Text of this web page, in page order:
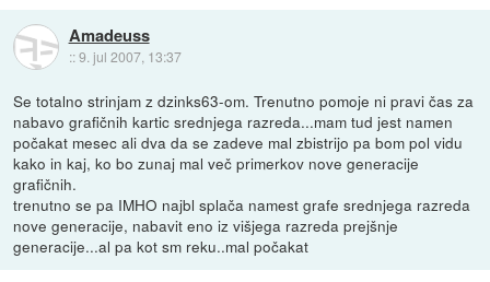
Amadeuss
::9. jul 2007, 13:37
Se totalno strinjam z dzinks63-om. Trenutno pomoje ni pravi čas za
nabavo grafičnih kartic srednjega razreda...mam tud jest namen
počakat mesec ali dva da se zadeve mal zbistrijo pa bom pol vidu
kako in kaj, ko bo zunaj mal več primerkov nove generacije
grafičnih.
trenutno se pa IMHO najbl splača namest grafe srednjega razreda
nove generacije, nabavit eno iz višjega razreda prejšnje
generacije...al pa kot sm reku..mal počakat